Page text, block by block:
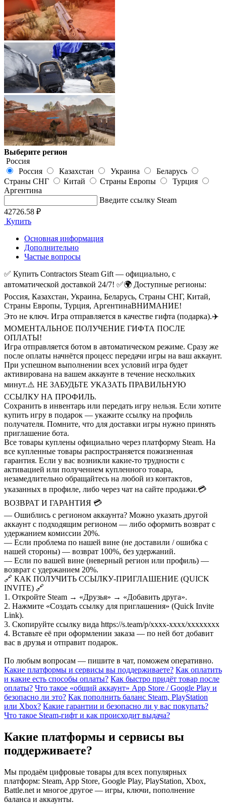
Выберите регион
Россия
Россия
Казахстан Украина
Беларусь
Страны СНГ
Китай Страны Европы
Турция
Аргентина
Введите ссылку Steam
42726.58 ₽
Купить
Основная информация
Дополнительно
Частые вопросы
✅ Купить Contractors Steam Gift — официально, с
автоматической доставкой 24/7! ✅🌍 Доступные регионы:
Россия, Казахстан, Украина, Беларусь, Страны СНГ, Китай,
Страны Европы, Турция, АргентинаВНИМАНИЕ!
Это не ключ. Игра отправляется в качестве гифта (подарка).✈️
МОМЕНТАЛЬНОЕ ПОЛУЧЕНИЕ ГИФТА ПОСЛЕ
ОПЛАТЫ!
Игра отправляется ботом в автоматическом режиме. Сразу же
после оплаты начнётся процесс передачи игры на ваш аккаунт.
При успешном выполнении всех условий игра будет
активирована на вашем аккаунте в течение нескольких
минут.⚠️ НЕ ЗАБУДЬТЕ УКАЗАТЬ ПРАВИЛЬНУЮ
ССЫЛКУ НА ПРОФИЛЬ.
Сохранить в инвентарь или передать игру нельзя. Если хотите
купить игру в подарок — укажите ссылку на профиль
получателя. Помните, что для доставки игры нужно принять
приглашение бота.
Все товары куплены официально через платформу Steam. На
все купленные товары распространяется пожизненная
гарантия. Если у вас возникли какие-то трудности с
активацией или получением купленного товара,
незамедлительно обращайтесь на любой из контактов,
указанных в профиле, либо через чат на сайте продажи.💳
ВОЗВРАТ И ГАРАНТИЯ 💳
— Ошиблись с регионом аккаунта? Можно указать другой
аккаунт с подходящим регионом — либо оформить возврат с
удержанием комиссии 20%.
— Если проблема по нашей вине (не доставили / ошибка с
нашей стороны) — возврат 100%, без удержаний.
— Если по вашей вине (неверный регион или профиль) —
возврат с удержанием 20%.
🔗 КАК ПОЛУЧИТЬ ССЫЛКУ-ПРИГЛАШЕНИЕ (QUICK
INVITE) 🔗
1. Откройте Steam → «Друзья» → «Добавить друга».
2. Нажмите «Создать ссылку для приглашения» (Quick Invite
Link).
3. Скопируйте ссылку вида https://s.team/p/xxxx-xxxx/xxxxxxxx
4. Вставьте её при оформлении заказа — по ней бот добавит
вас в друзья и отправит подарок.
По любым вопросам — пишите в чат, поможем оперативно.
Какие платформы и сервисы вы поддерживаете? Как оплатить
и какие есть способы оплаты? Как быстро придёт товар после
оплаты? Что такое «общий аккаунт» App Store / Google Play и
безопасно ли это? Как пополнить баланс Steam, PlayStation
или Xbox? Какие гарантии и безопасно ли у вас покупать?
Что такое Steam-гифт и как происходит выдача?
Какие платформы и сервисы вы
поддерживаете?
Мы продаём цифровые товары для всех популярных
платформ: Steam, App Store, Google Play, PlayStation, Xbox,
Battle.net и многое другое — игры, ключи, пополнение
баланса и аккаунты.